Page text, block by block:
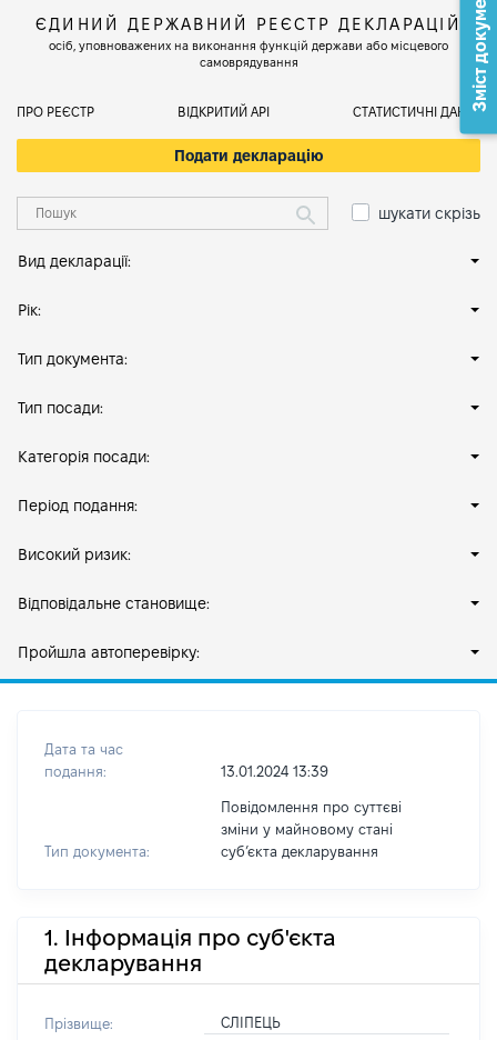
ЄДИНИЙ ДЕРЖАВНИЙ РЕЄСТР ДЕКЛАРАЦІЙ
осіб, уповноважених на виконання функцій держави або місцевого
самоврядування
ПРО РЕЄСТР ВІДКРИТИЙ АРІ СТАТИСТИЧНІ ДАНІ
Подати декларацію
шукати скрізь
Вид декларації:
Рік:
Тип документа:
Тип посади:
Категорія посади:
Період подання:
Високий ризик:
Відповідальне становище:
Пройшла автоперевірку:
Дата та час
подання:
13.01.2024 13:39
Тип документа:
Повідомлення про суттєві
зміни у майновому стані
субʼєкта декларування
1. Інформація про суб'єкта
декларування
Прізвище: СЛІПЕЦЬ
Зміст документа